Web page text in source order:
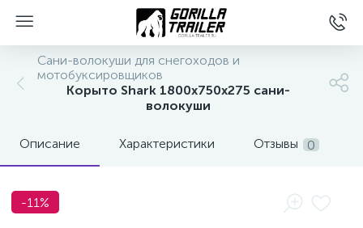
Сани-волокуши для снегоходов и
мотобуксировщиков
Корыто Shark 1800х750х275 сани-
волокуши
Описание Характеристики Отзывы 0
-11%